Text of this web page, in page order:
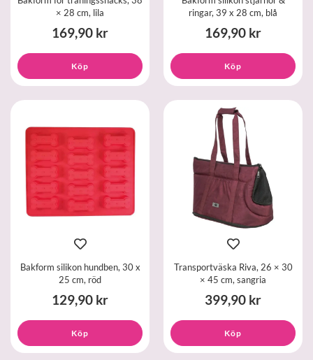
× 28 cm, lila
169,90 kr
Köp
ringar, 39 x 28 cm, blå
169,90 kr
Köp
Bakform silikon hundben, 30 x
25 cm, röd
129,90 kr
Köp
Transportväska Riva, 26 × 30
× 45 cm, sangria
399,90 kr
Köp